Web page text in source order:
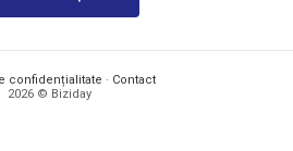
confidențialitate · Contact
2026 © Biziday